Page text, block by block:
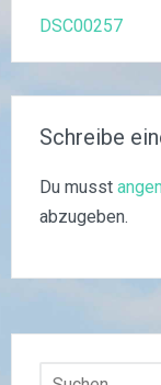
DSC00257
Schreibe
Du musst
abzugeben.
Suchen